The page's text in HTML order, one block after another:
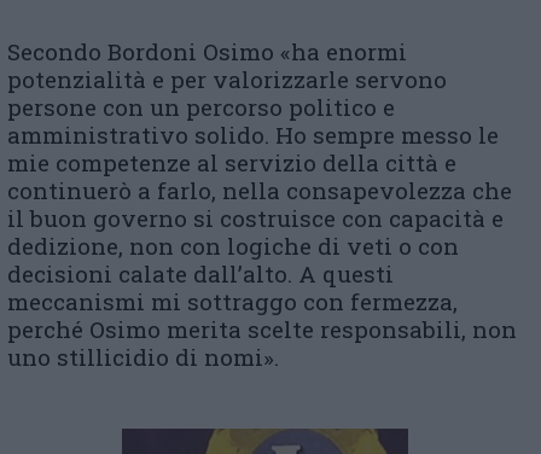
Secondo Bordoni Osimo «ha enormi
potenzialità e per valorizzarle servono
persone con un percorso politico e
amministrativo solido. Ho sempre messo le
mie competenze al servizio della città e
continuerò a farlo, nella consapevolezza che
il buon governo si costruisce con capacità e
dedizione, non con logiche di veti o con
decisioni calate dall’alto. A questi
meccanismi mi sottraggo con fermezza,
perché Osimo merita scelte responsabili, non
uno stillicidio di nomi».